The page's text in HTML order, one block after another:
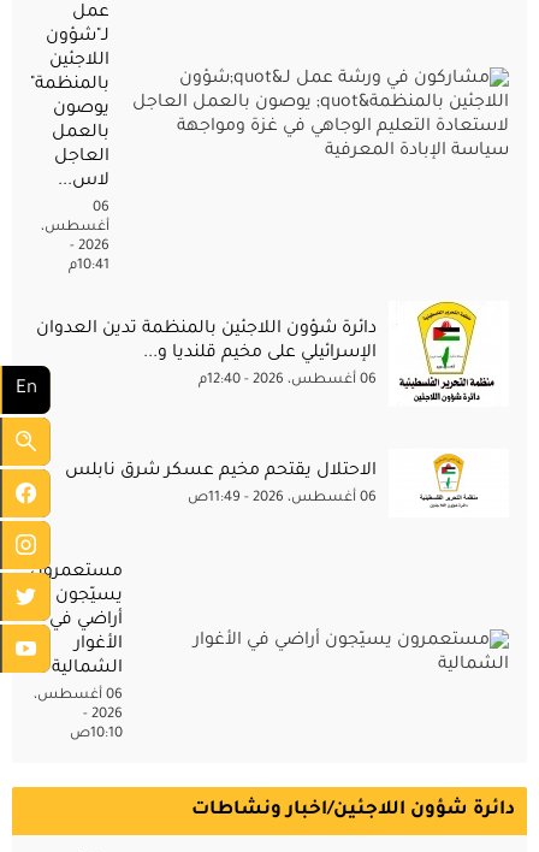
En
عمل
لـ"شؤون
اللاجئين
بالمنظمة"
يوصون
بالعمل
العاجل
لاس...
06
أغسطس،
2026 -
10:41م
دائرة شؤون اللاجئين بالمنظمة تدين العدوان
الإسرائيلي على مخيم قلنديا و...
06 أغسطس، 2026 - 12:40م
الاحتلال يقتحم مخيم عسكر شرق نابلس
06 أغسطس، 2026 - 11:49ص
مستعمرون
يسيّجون
أراضي في
الأغوار
الشمالية
06 أغسطس،
2026 -
10:10ص
دائرة شؤون اللاجئين/اخبار ونشاطات